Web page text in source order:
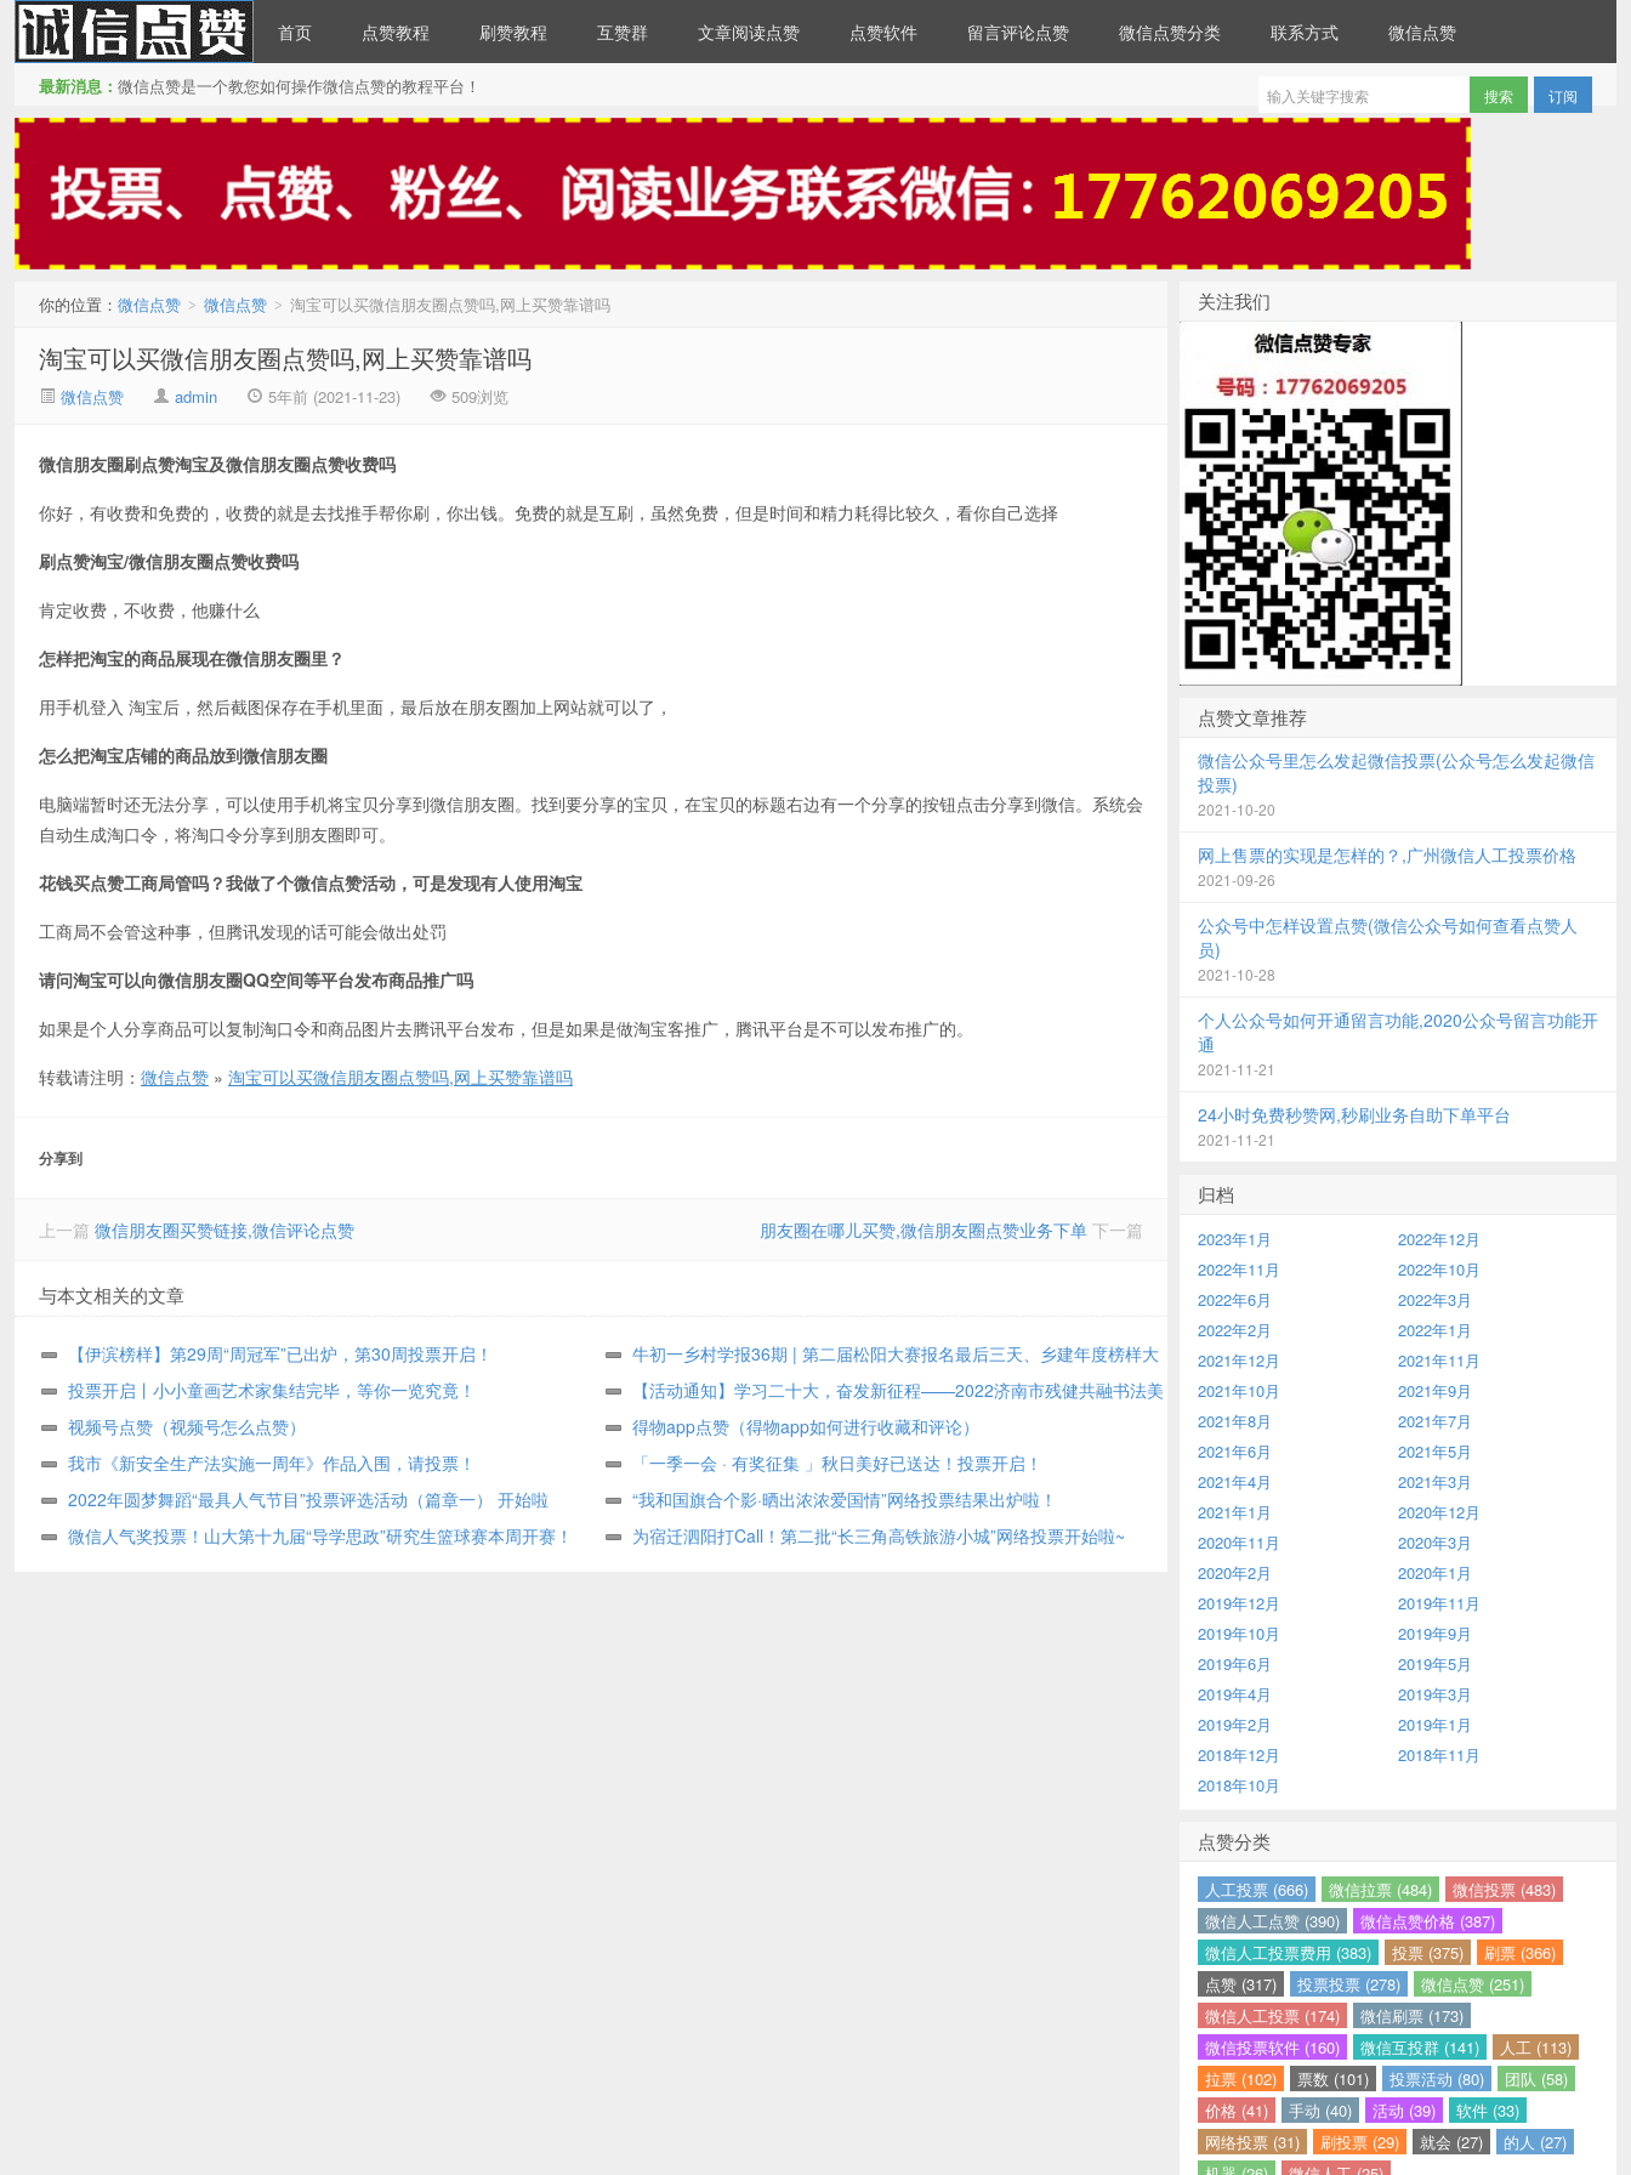
微信点赞
首页 点赞教程 刷赞教程 互赞群 文章阅读点赞 点赞软件 留言评论点赞 微信点赞分类 联系方式 微信点赞
订阅
最新消息： 微信点赞是一个教您如何操作微信点赞的教程平台！
你的位置： 微信点赞 > 微信点赞 > 淘宝可以买微信朋友圈点赞吗,网上买赞靠谱吗
淘宝可以买微信朋友圈点赞吗,网上买赞靠谱吗
微信点赞 admin 5年前 (2021-11-23) 509浏览
微信朋友圈刷点赞淘宝及微信朋友圈点赞收费吗
你好，有收费和免费的，收费的就是去找推手帮你刷，你出钱。免费的就是互刷，虽然免费，但是时间和精力耗得比较久，看你自己选择
刷点赞淘宝/微信朋友圈点赞收费吗
肯定收费，不收费，他赚什么
怎样把淘宝的商品展现在微信朋友圈里？
用手机登入 淘宝后，然后截图保存在手机里面，最后放在朋友圈加上网站就可以了，
怎么把淘宝店铺的商品放到微信朋友圈
电脑端暂时还无法分享，可以使用手机将宝贝分享到微信朋友圈。找到要分享的宝贝，在宝贝的标题右边有一个分享的按钮点击分享到微信。系统会
自动生成淘口令，将淘口令分享到朋友圈即可。
花钱买点赞工商局管吗？我做了个微信点赞活动，可是发现有人使用淘宝
工商局不会管这种事，但腾讯发现的话可能会做出处罚
请问淘宝可以向微信朋友圈QQ空间等平台发布商品推广吗
如果是个人分享商品可以复制淘口令和商品图片去腾讯平台发布，但是如果是做淘宝客推广，腾讯平台是不可以发布推广的。
转载请注明： 微信点赞 » 淘宝可以买微信朋友圈点赞吗,网上买赞靠谱吗
分享到
上一篇 微信朋友圈买赞链接,微信评论点赞 朋友圈在哪儿买赞,微信朋友圈点赞业务下单 下一篇
与本文相关的文章
【伊滨榜样】第29周“周冠军”已出炉，第30周投票开启！
牛初一乡村学报36期 | 第二届松阳大赛报名最后三天、乡建年度榜样大
众投票进行中
投票开启丨小小童画艺术家集结完毕，等你一览究竟！
【活动通知】学习二十大，奋发新征程——2022济南市残健共融书法美
术作品展投票评选
视频号点赞（视频号怎么点赞）
得物app点赞（得物app如何进行收藏和评论）
我市《新安全生产法实施一周年》作品入围，请投票！
「一季一会 · 有奖征集 」秋日美好已送达！投票开启！
2022年圆梦舞蹈“最具人气节目”投票评选活动（篇章一） 开始啦
“我和国旗合个影·晒出浓浓爱国情”网络投票结果出炉啦！
微信人气奖投票！山大第十九届“导学思政”研究生篮球赛本周开赛！
为宿迁泗阳打Call！第二批“长三角高铁旅游小城”网络投票开始啦~
关注我们
点赞文章推荐
微信公众号里怎么发起微信投票(公众号怎么发起微信
投票)
2021-10-20
网上售票的实现是怎样的？,广州微信人工投票价格
2021-09-26
公众号中怎样设置点赞(微信公众号如何查看点赞人
员)
2021-10-28
个人公众号如何开通留言功能,2020公众号留言功能开
通
2021-11-21
24小时免费秒赞网,秒刷业务自助下单平台
2021-11-21
归档
2023年1月
2022年12月
2022年11月
2022年10月
2022年6月
2022年3月
2022年2月
2022年1月
2021年12月
2021年11月
2021年10月
2021年9月
2021年8月
2021年7月
2021年6月
2021年5月
2021年4月
2021年3月
2021年1月
2020年12月
2020年11月
2020年3月
2020年2月
2020年1月
2019年12月
2019年11月
2019年10月
2019年9月
2019年6月
2019年5月
2019年4月
2019年3月
2019年2月
2019年1月
2018年12月
2018年11月
2018年10月
点赞分类
人工投票 (666) 微信拉票 (484)
微信投票 (483)
微信人工点赞 (390)
微信点赞价格 (387)
微信人工投票费用 (383)
投票 (375)
刷票 (366)
点赞 (317)
投票投票 (278)
微信点赞 (251)
微信人工投票 (174)
微信刷票 (173)
微信投票软件 (160)
微信互投群 (141)
人工 (113)
拉票 (102)
票数 (101) 投票活动 (80)
团队 (58)
价格 (41)
手动 (40) 活动 (39)
软件 (33)
网络投票 (31)
刷投票 (29) 就会 (27)
的人 (27)